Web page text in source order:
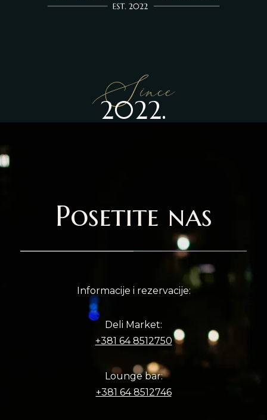
Since
2022.
Posetite nas
Informacije i rezervacije:
Deli Market:
+381 64 8512750
Lounge bar:
+381 64 8512746